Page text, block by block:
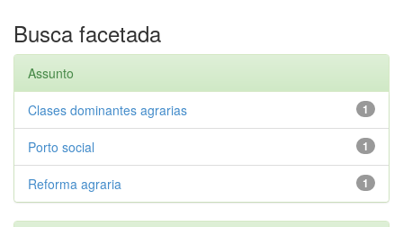
Busca facetada
Assunto
1
Clases dominantes agrarias
1
Porto social
1
Reforma agraria